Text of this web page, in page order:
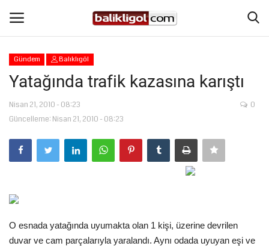
Giriş Yap
Anasayfa
Köşe Yazıları
Şanlıurfa
Eğitim
Gündem Balıklıgöl
Yatağında trafik kazasına karıştı
Nisan 21, 2010 - 08:23
Güncelleme: Nisan 21, 2010 - 08:23
0
O esnada yatağında uyumakta olan 1 kişi, üzerine devrilen
duvar ve cam parçalarıyla yaralandı. Aynı odada uyuyan eşi ve